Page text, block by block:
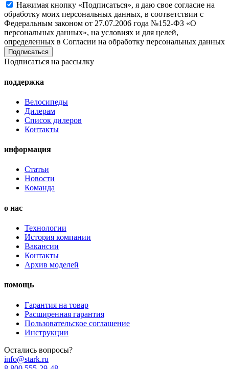
Нажимая кнопку «Подписаться», я даю свое согласие на
обработку моих персональных данных, в соответствии с
Федеральным законом от 27.07.2006 года №152-ФЗ «О
персональных данных», на условиях и для целей,
определенных в Согласии на обработку персональных данных
Подписаться на рассылку
поддержка
Велосипеды
Дилерам
Список дилеров
Контакты
информация
Статьи
Новости
Команда
о нас
Технологии
История компании
Вакансии
Контакты
Архив моделей
помощь
Гарантия на товар
Расширенная гарантия
Пользовательское соглашение
Инструкции
Остались вопросы?
info@stark.ru